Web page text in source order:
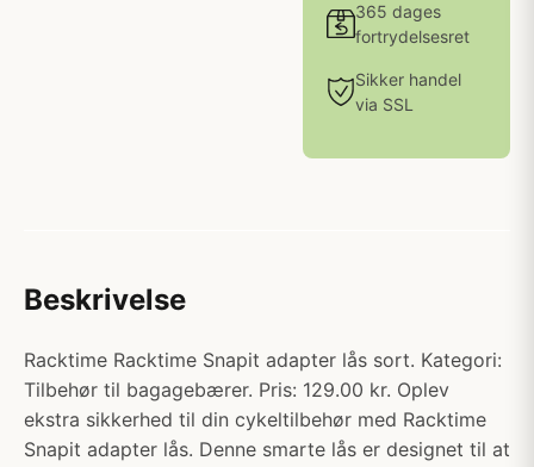
365 dages
fortrydelsesret
Sikker handel
via SSL
Beskrivelse
Racktime Racktime Snapit adapter lås sort. Kategori:
Tilbehør til bagagebærer. Pris: 129.00 kr. Oplev
ekstra sikkerhed til din cykeltilbehør med Racktime
Snapit adapter lås. Denne smarte lås er designet til at